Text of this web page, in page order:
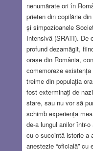
nenumărate ori în
prieten din copilărie
și simpozioanele
Intensivă (SRATI). De
profund dezamăgit,
orașe din România,
comemoreze
treime din populația
fost exterminați de
stare, sau nu vor să
schimb experiența
de-a lungul anilor într-
cu o succintă istorie a
anestezie “oficială”